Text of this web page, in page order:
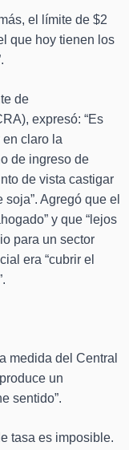
el límite de $2
que hoy tienen los
de
expresó: “Es
claro la
de ingreso de
de vista castigar
Agregó que el
y que “lejos
para un sector
era “cubrir el
medida del Central
un
sentido”.
tasa es imposible.